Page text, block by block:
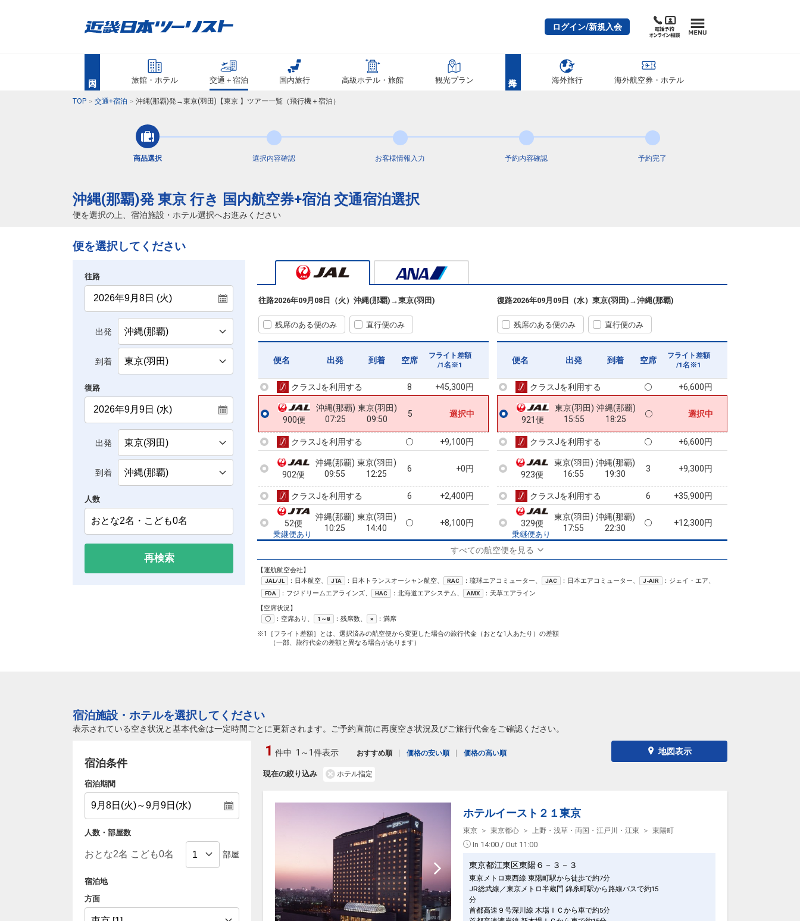
ログイン/新規入会
旅館・ホテル 交通＋宿泊 国内旅行 高級ホテル・旅館 観光プラン 海外旅行 海外航空券・ホテル
TOP 交通+宿泊 沖縄(那覇)発→東京(羽田)【東京 】ツアー一覧（飛行機＋宿泊）
商品選択 選択内容確認 お客様情報 入力 予約内容確認 予約完了
沖縄(那覇)発 東京 行き 国内航空券+宿泊 交通宿泊選択
便を選択の上、宿泊施設・ホテル選択へお進みください
便を選択してください
往路
出発
到着
復路
出発
到着
人数
再検索
往路2026年09月08日（火） 沖縄(那覇) →東京(羽田)
残席のある便のみ 直行便のみ
便名 出発 到着 空席
フライト差額
/1名※1
50便
乗継便あり
沖縄(那覇) 東京(羽田)
クラスJを利用する
50便
沖縄(那覇)
07:10
東京(羽田)
11:45
+8,100円
クラスJを利用する 8 +45,300円
900便
沖縄(那覇)
07:25
東京(羽田)
09:50
5 選択中
クラスJを利用する +9,100円
902便
沖縄(那覇)
09:55
東京(羽田)
12:25
6 +0円
クラスJを利用する 6 +2,400円
52便
乗継便あり
沖縄(那覇)
10:25
東京(羽田)
14:40
+8,100円
+14,100円
904便
10:50
13:25
+5,100円
クラスJを利用する
906便
沖縄(那覇)
11:40
東京(羽田)
14:15
8 +5,100円
沖縄(那覇) 東京(羽田)
乗継便あり
3 +14,100円
沖縄(那覇)
13:20
東京(羽田)
17:50
4 +10,100円
クラスJを利用する 5 +29,400円
912便
沖縄(那覇)
14:00
東京(羽田)
16:35
+17,200円
復路2026年09月09日（水） 東京(羽田) →沖縄(那覇)
残席のある便のみ 直行便のみ
便名 出発 到着 空席
フライト差額
/1名※1
東京(羽田) 沖縄(那覇)
+9,300円
クラスJを利用する 5
東京(羽田)
沖縄(那覇)
東京(羽田) 沖縄(那覇)
5
東京(羽田) 沖縄(那覇)
クラスJを利用する
919便
東京(羽田)
15:10
沖縄(那覇)
17:40
+0円
クラスJを利用する +6,600円
921便
東京(羽田)
15:55
沖縄(那覇)
18:25
選択中
クラスJを利用する +6,600円
923便
東京(羽田)
16:55
沖縄(那覇)
19:30
3 +9,300円
クラスJを利用する 6 +35,900円
329便
乗継便あり
東京(羽田)
17:55
沖縄(那覇)
22:30
+12,300円
クラスJを利用する
331便
乗継便あり
18:45
22:30
+12,300円
925便
すべての航空便を見る
【運航航空会社】
JAL/JL ：日本航空、 JTA ：日本トランスオーシャン航空、 RAC ：琉球エアコミューター、 JAC ：日本エアコミューター、 J-AIR ：ジェイ・エア、
FDA ：フジドリームエアラインズ、 HAC ：北海道エアシステム、 AMX
：天草エアライン
【空席状況】
〇 ：空席あり、 1～8 ：残席数、 ×
：満席
※1［フライト差額］とは、選択済みの航空便から変更した場合の旅行代金（おとな1人あたり）の差額
（一部、旅行代金の差額と異なる場合があります）
宿泊施設・ホテルを選択してください
表示されている空き状況と基本代金は一定時間ごとに更新されます。ご予約直前に再度空き状況及びご旅行代金をご確認ください。
宿泊条件
宿泊期間
人数・部屋数
部屋
宿泊地
方面
地図表示
現在の絞り込み ホテル指定
1 件中 1～1件表示 おすすめ順 価格の安い順 価格の高い順
ホテルイースト２１東京
東京 東京都心 上野・浅草・両国・江戸川・江東 東陽町
In 14:00 / Out 11:00
東京都江東区東陽６－３－３
東京メトロ東西線 東陽町駅から徒歩で約7分
JR総武線／東京メトロ半蔵門 錦糸町駅から路線バスで約15
分
首都高速９号深川線 木場ＩＣから車で約5分